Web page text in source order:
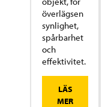
överlägsen
synlighet,
spårbarhet
och
effektivitet.
LÄS
MER